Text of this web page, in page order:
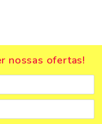
nossas ofertas!